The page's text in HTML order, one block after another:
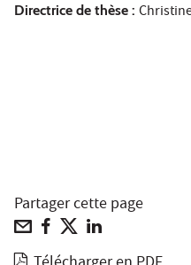
Directrice de thèse :
Partager cette page